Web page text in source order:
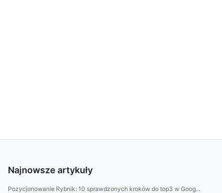
Najnowsze artykuły
Pozycjonowanie Rybnik: 10 sprawdzonych kroków do top3 w Goog...